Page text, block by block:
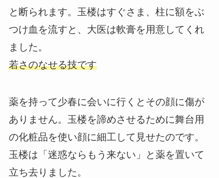
と断られます。玉楼はすぐさま、柱に額をぶ
つけ血を流すと、大医は軟膏を用意してくれ
ました。
若さのなせる技です
薬を持って少春に会いに行くとその顔に傷が
ありません。玉楼を諦めさせるために舞台用
の化粧品を使い顔に細工して見せたのです。
玉楼は「迷惑ならもう来ない」と薬を置いて
立ち去りました。